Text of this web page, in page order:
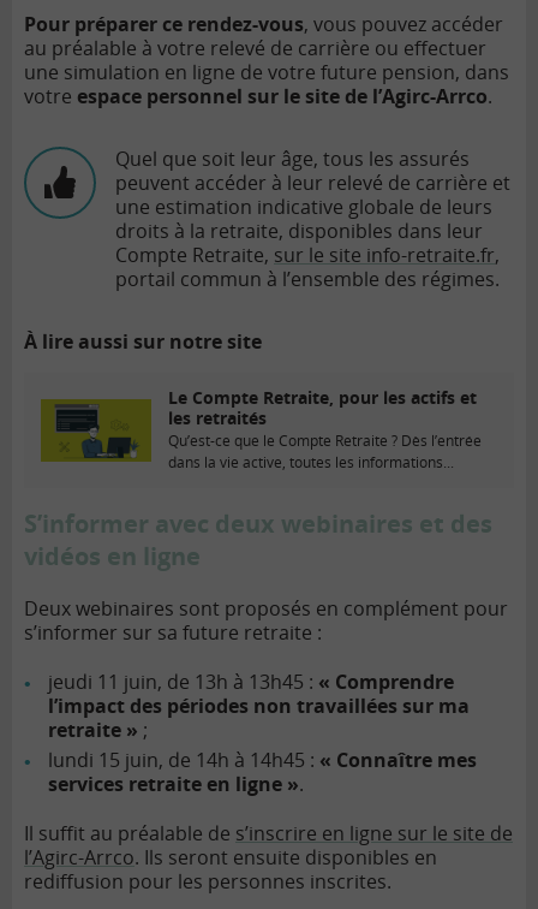
Pour préparer ce rendez-vous, vous pouvez accéder
au préalable à votre relevé de carrière ou effectuer
une simulation en ligne de votre future pension, dans
votre espace personnel sur le site de l’Agirc-Arrco.
Quel que soit leur âge, tous les assurés
peuvent accéder à leur relevé de carrière et
une estimation indicative globale de leurs
droits à la retraite, disponibles dans leur
Compte Retraite, sur le site info-retraite.fr,
portail commun à l’ensemble des régimes.
À lire aussi sur notre site
Le Compte Retraite, pour les actifs et
les retraités
Qu’est-ce que le Compte Retraite ? Dès l’entrée
dans la vie active, toutes les informations...
S’informer avec deux webinaires et des
vidéos en ligne
Deux webinaires sont proposés en complément pour
s’informer sur sa future retraite :
jeudi 11 juin, de 13h à 13h45 : « Comprendre
l’impact des périodes non travaillées sur ma
retraite » ;
lundi 15 juin, de 14h à 14h45 : « Connaître mes
services retraite en ligne ».
Il suffit au préalable de s’inscrire en ligne sur le site de
l’Agirc-Arrco. Ils seront ensuite disponibles en
rediffusion pour les personnes inscrites.